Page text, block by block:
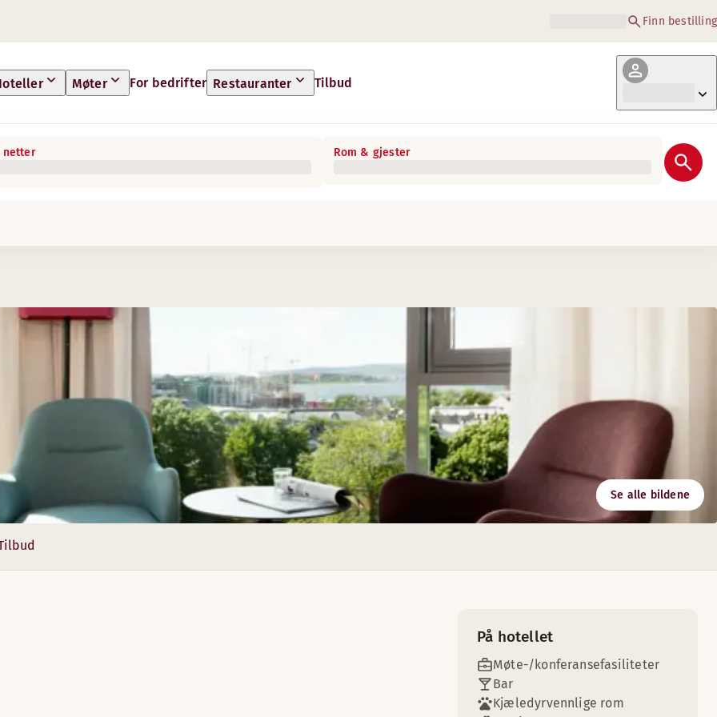
Finn bestilling
Møter For bedrifter Restauranter Tilbud
netter Rom & gjester
Se alle bildene
På hotellet
Møte-/konferansefasiliteter
Bar
Kjæledyrvennlige rom
har 11 (12) forskjellige konferanserom med alt av teknisk utstyr du behøver til møtet. Alle møterom har trådløst